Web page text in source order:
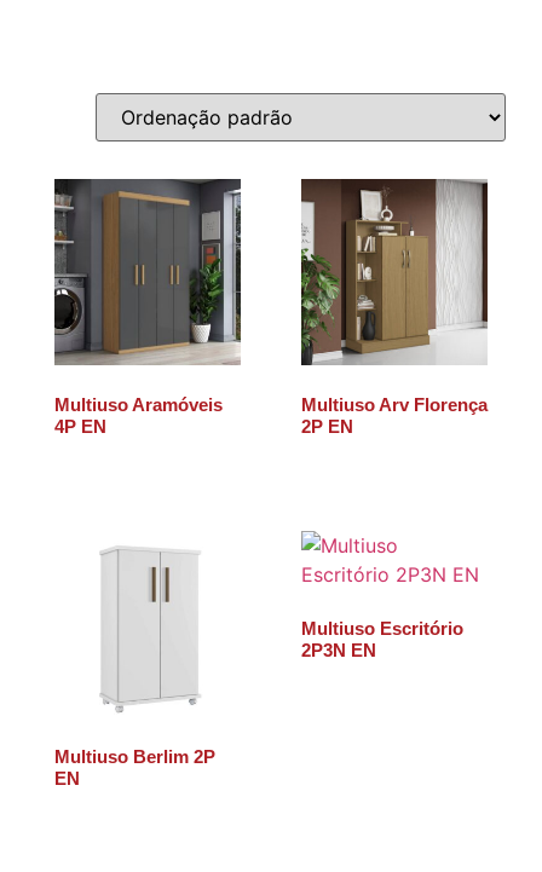
Multiuso Aramóveis
4P EN
Multiuso Arv Florença
2P EN
Multiuso Berlim 2P
EN
Multiuso Escritório
2P3N EN